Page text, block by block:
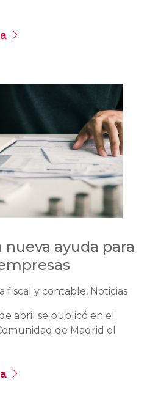
nueva ayuda para
fiscal y contable, Noticias
abril se publicó en el
de Madrid el